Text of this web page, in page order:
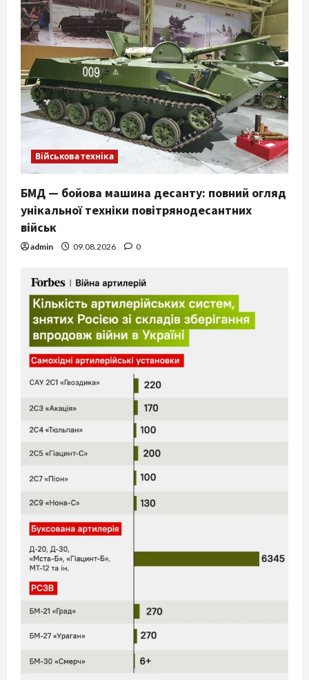
Військова техніка
БМД — бойова машина десанту: повний огляд
унікальної техніки повітрянодесантних
військ
admin 09.08.2026 0